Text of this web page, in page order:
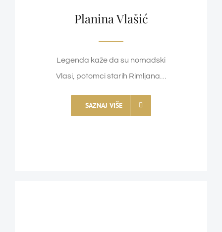
Planina Vlašić
Legenda kaže da su nomadski
Vlasi, potomci starih Rimljana…
SAZNAJ VIŠE